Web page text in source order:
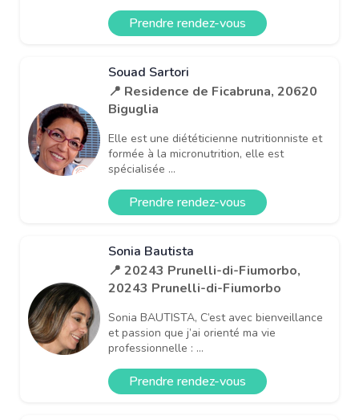
Prendre rendez-vous
Souad Sartori
📍 Residence de Ficabruna, 20620
Biguglia
Elle est une diététicienne nutritionniste et
formée à la micronutrition, elle est
spécialisée ...
Prendre rendez-vous
Sonia Bautista
📍 20243 Prunelli-di-Fiumorbo,
20243 Prunelli-di-Fiumorbo
Sonia BAUTISTA, C’est avec bienveillance
et passion que j’ai orienté ma vie
professionnelle : ...
Prendre rendez-vous